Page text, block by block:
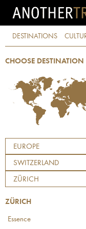
DESTINATIONS
CHOOSE DESTINATION
EUROPE
SWITZERLAND
ZÜRICH
ZÜRICH
Essence